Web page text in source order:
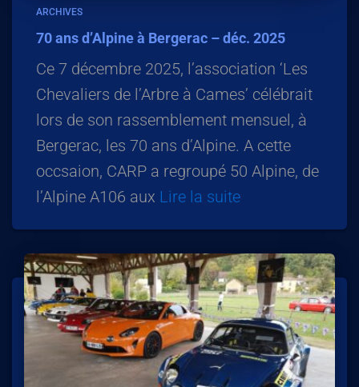
ARCHIVES
70 ans d’Alpine à Bergerac – déc. 2025
Ce 7 décembre 2025, l’association ‘Les
Chevaliers de l’Arbre à Cames’ célébrait
lors de son rassemblement mensuel, à
Bergerac, les 70 ans d’Alpine. A cette
occsaion, CARP a regroupé 50 Alpine, de
l’Alpine A106 aux Lire la suite